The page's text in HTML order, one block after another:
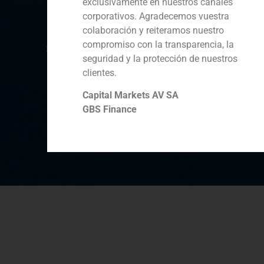
Política de Cookies Política de Privacidad
Aviso Legal
corporativos. Agradecemos vuestra
colaboración y reiteramos nuestro
compromiso con la transparencia, la
seguridad y la protección de nuestros
clientes.
Capital Markets AV SA
GBS Finance